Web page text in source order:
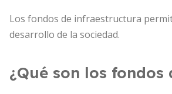
Los fondos de infraestructura
desarrollo de la sociedad.
¿Qué son los